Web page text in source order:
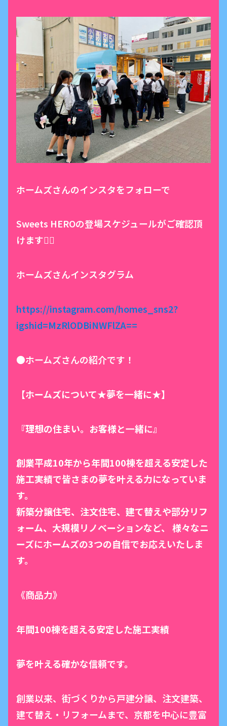
ホームズさんのインスタをフォローで
Sweets HEROの登場スケジュールがご確認頂
けます🦸‍♂️
ホームズさんインスタグラム
https://instagram.com/homes_sns2?
igshid=MzRlODBiNWFlZA==
●ホームズさんの紹介です！
【ホームズについて★夢を一緒に★】
『理想の住まい。お客様と一緒に』
創業平成10年から年間100棟を超える安定した
施工実績で皆さまの夢を叶える力になっていま
す。
新築分譲住宅、注文住宅、建て替えや部分リフ
ォーム、大規模リノベーションなど、 様々なニ
ーズにホームズの3つの自信でお応えいたしま
す。
《商品力》
年間100棟を超える安定した施工実績
夢を叶える確かな信頼です。
創業以来、街づくりから戸建分譲、注文建築、
建て替え・リフォームまで、京都を中心に豊富